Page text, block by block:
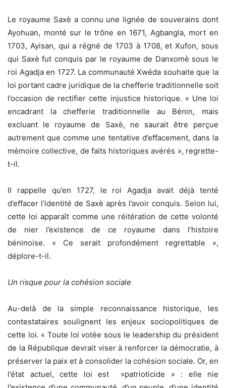
Le royaume Saxè a connu une lignée de souverains dont
Ayohuan, monté sur le trône en 1671, Agbangla, mort en
1703, Ayisan, qui a régné de 1703 à 1708, et Xufon, sous
qui Saxè fut conquis par le royaume de Danxomè sous le
roi Agadja en 1727. La communauté Xwéda souhaite que la
loi portant cadre juridique de la chefferie traditionnelle soit
l’occasion de rectifier cette injustice historique. « Une loi
encadrant la chefferie traditionnelle au Bénin, mais
excluant le royaume de Saxè, ne saurait être perçue
autrement que comme une tentative d’effacement, dans la
mémoire collective, de faits historiques avérés », regrette-
t-il.
Il rappelle qu’en 1727, le roi Agadja avait déjà tenté
d’effacer l’identité de Saxè après l’avoir conquis. Selon lui,
cette loi apparaît comme une réitération de cette volonté
de nier l’existence de ce royaume dans l’histoire
béninoise. « Ce serait profondément regrettable »,
déplore-t-il.
Un risque pour la cohésion sociale
Au-delà de la simple reconnaissance historique, les
contestataires soulignent les enjeux sociopolitiques de
cette loi. « Toute loi votée sous le leadership du président
de la République devrait viser à renforcer la démocratie, à
préserver la paix et à consolider la cohésion sociale. Or, en
l’état actuel, cette loi est »patrioticide » : elle nie